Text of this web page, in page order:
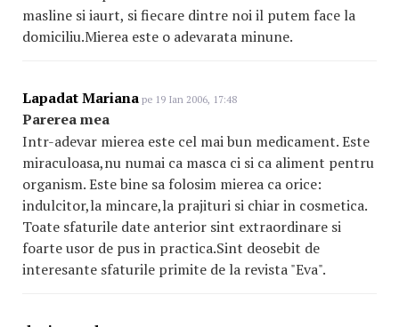
masline si iaurt, si fiecare dintre noi il putem face la
domiciliu.Mierea este o adevarata minune.
Lapadat Mariana pe 19 Ian 2006, 17:48
Parerea mea
Intr-adevar mierea este cel mai bun medicament. Este
miraculoasa,nu numai ca masca ci si ca aliment pentru
organism. Este bine sa folosim mierea ca orice:
indulcitor,la mincare,la prajituri si chiar in cosmetica.
Toate sfaturile date anterior sint extraordinare si
foarte usor de pus in practica.Sint deosebit de
interesante sfaturile primite de la revista "Eva".